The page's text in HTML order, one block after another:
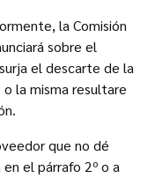
la Comisión
sobre el
el descarte de la
la misma resultare
que no dé
el párrafo 2º o a